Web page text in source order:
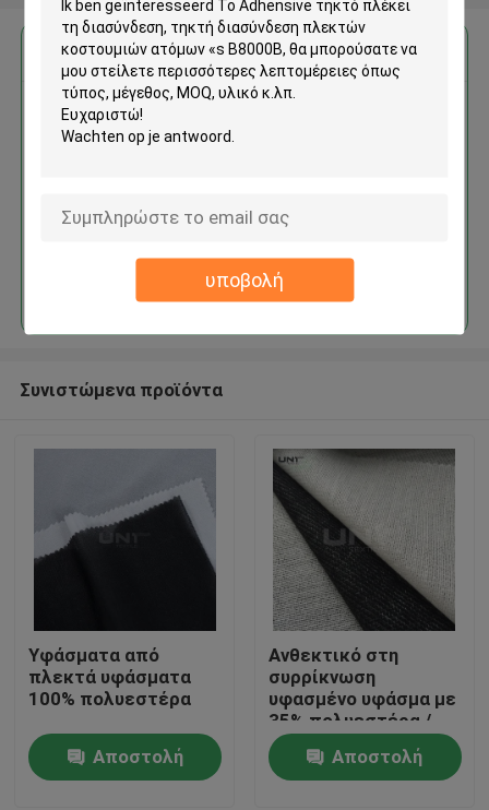
υποβολή
Σπίτι
Προϊόντα
Αποκτήστε την καλύτερη τιμή για
διασύνδεση, τηκτή διασύνδεση
Να συνεχίσει
Συνιστώμενα προϊόντα
Υφάσματα από
πλεκτά υφάσματα
100% πολυεστέρα
Αποστολή
Ανθεκτικό στη
συρρίκνωση
υφασμένο υφάσμα με
35% πολυεστέρα /
75% ιξώδη
Αποστολή